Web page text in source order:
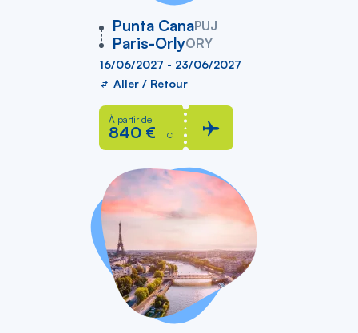
Punta CanaPUJ
vers
Paris-OrlyORY
16/06/2027 - 23/06/2027
Aller / Retour
À partir de
840 € TTC